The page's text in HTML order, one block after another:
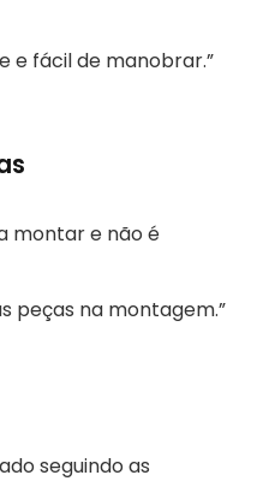
e fácil de manobrar.”
montar e não é
peças na montagem.”
seguindo as